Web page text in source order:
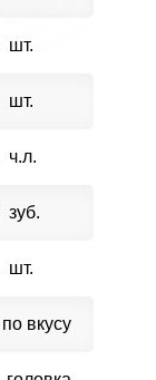
шт.
шт.
ч.л.
зуб.
шт.
по вкусу